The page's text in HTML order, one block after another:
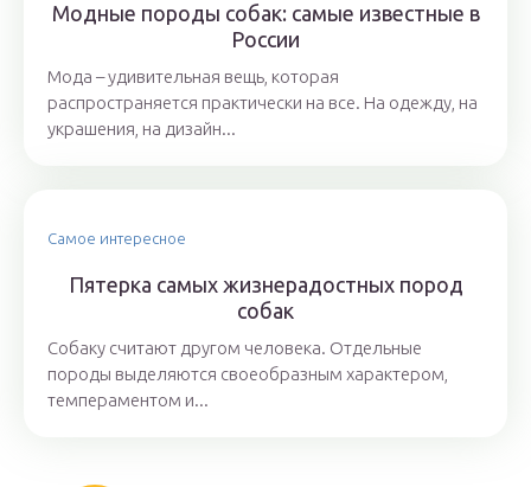
Модные породы собак: самые известные в
России
Мода – удивительная вещь, которая
распространяется практически на все. На одежду, на
украшения, на дизайн...
Самое интересное
Пятерка самых жизнерадостных пород
собак
Собаку считают другом человека. Отдельные
породы выделяются своеобразным характером,
темпераментом и...